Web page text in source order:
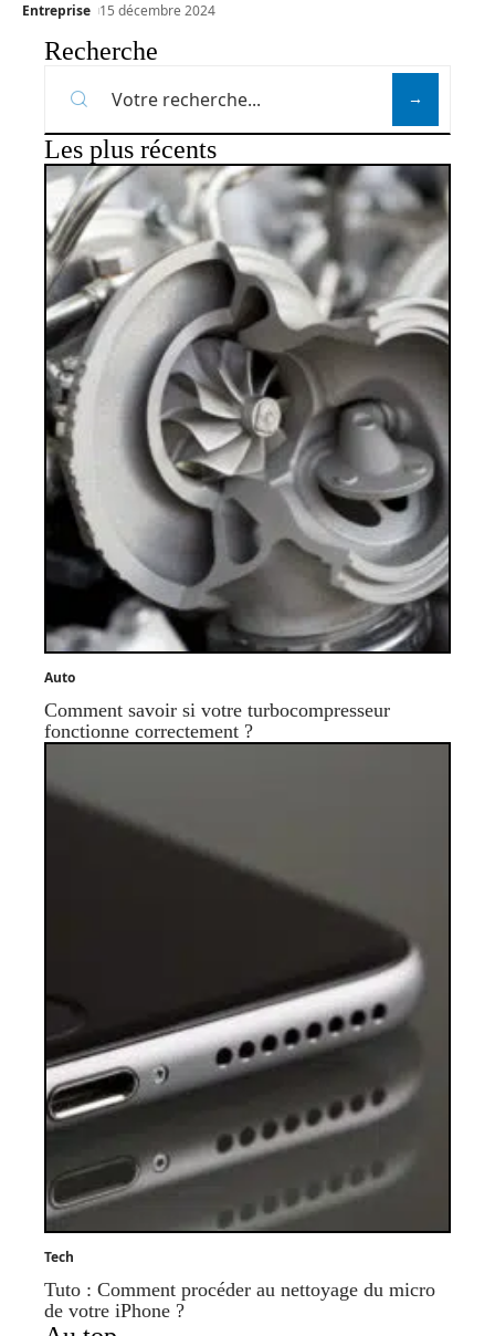
Entreprise 15 décembre 2024
Recherche
Les plus récents
Auto
Comment savoir si votre turbocompresseur
fonctionne correctement ?
Tech
Tuto : Comment procéder au nettoyage du micro
de votre iPhone ?